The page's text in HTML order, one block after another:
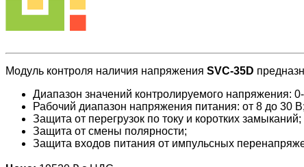
Модуль контроля наличия напряжения SVC-35D
Диапазон значений контролируемого напряжения:
Рабочий диапазон напряжения питания: от 8 до 30 В;
Защита от перегрузок по току и коротких замыканий;
Защита от смены полярности;
Защита входов питания от импульсных